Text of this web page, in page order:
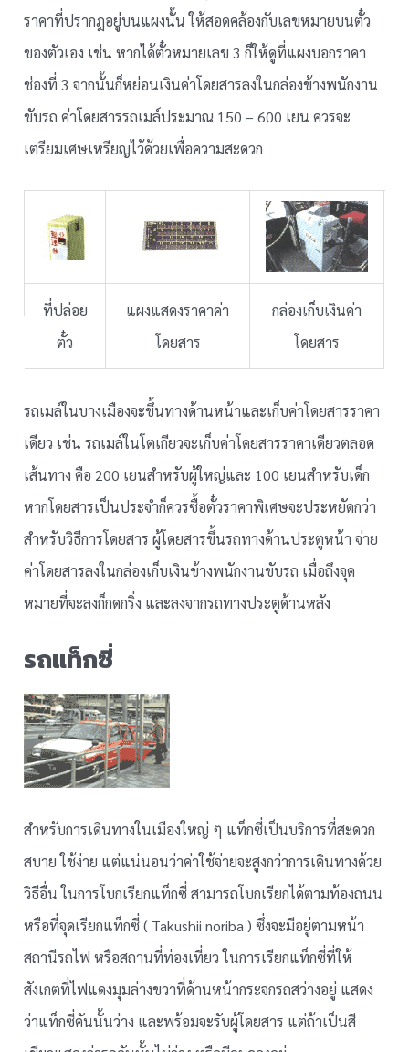
ราคาที่ปรากฎอยู่บนแผงนั้น ให้สอดคล้องกับเลขหมายบนตั๋ว
ของตัวเอง เช่น หากได้ตั๋วหมายเลข 3 ก็ให้ดูที่แผงบอกราคา
ช่องที่ 3 จากนั้นก็หย่อนเงินค่าโดยสารลงในกล่องข้างพนักงาน
ขับรถ ค่าโดยสารรถเมล์ประมาณ 150 – 600 เยน ควรจะ
เตรียมเศษเหรียญไว้ด้วยเพื่อความสะดวก
ที่ปล่อย
ตั๋ว
แผงแสดงราคาค่า
โดยสาร
กล่องเก็บเงินค่า
โดยสาร
รถเมล์ในบางเมืองจะขึ้นทางด้านหน้าและเก็บค่าโดยสารราคา
เดียว เช่น รถเมล์ในโตเกียวจะเก็บค่าโดยสารราคาเดียวตลอด
เส้นทาง คือ 200 เยนสำหรับผู้ใหญ่และ 100 เยนสำหรับเด็ก
หากโดยสารเป็นประจำก็ควรซื้อตั๋วราคาพิเศษจะประหยัดกว่า
สำหรับวิธีการโดยสาร ผู้โดยสารขึ้นรถทางด้านประตูหน้า จ่าย
ค่าโดยสารลงในกล่องเก็บเงินข้างพนักงานขับรถ เมื่อถึงจุด
หมายที่จะลงก็กดกริ่ง และลงจากรถทางประตูด้านหลัง
รถแท็กซี่
สำหรับการเดินทางในเมืองใหญ่ ๆ แท็กซี่เป็นบริการที่สะดวก
สบาย ใช้ง่าย แต่แน่นอนว่าค่าใช้จ่ายจะสูงกว่าการเดินทางด้วย
วิธีอื่น ในการโบกเรียกแท็กซี่ สามารถโบกเรียกได้ตามท้องถนน
หรือที่จุดเรียกแท็กซี่ ( Takushii noriba ) ซึ่งจะมีอยู่ตามหน้า
สถานีรถไฟ หรือสถานที่ท่องเที่ยว ในการเรียกแท็กซี่ที่ให้
สังเกตที่ไฟแดงมุมล่างขวาที่ด้านหน้ากระจกรถสว่างอยู่ แสดง
ว่าแท็กซี่คันนั้นว่าง และพร้อมจะรับผู้โดยสาร แต่ถ้าเป็นสี